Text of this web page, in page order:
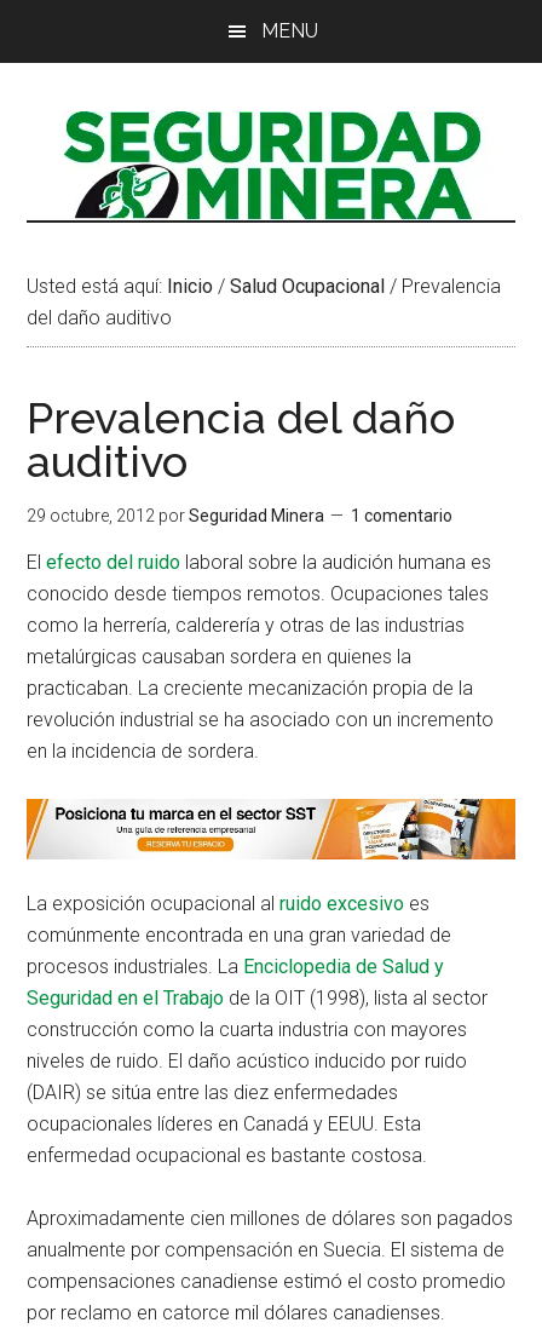
principal
MENU
Usted está aquí: Inicio / Salud Ocupacional / Prevalencia
del daño auditivo
Prevalencia del daño
auditivo
29 octubre, 2012 porSeguridad Minera 1 comentario
Elefecto del ruido laboral sobre la audición humana es
conocido desde tiempos remotos. Ocupaciones tales
como la herrería, calderería y otras de las industrias
metalúrgicas causaban sordera en quienes la
practicaban. La creciente mecanización propia de la
revolución industrial se ha asociado con un incremento
en la incidencia de sordera.
La exposición ocupacional alruido excesivo es
comúnmente encontrada en una gran variedad de
procesos industriales. La Enciclopedia de Salud y
Seguridad en el Trabajo de la OIT (1998), lista al sector
construcción como la cuarta industria con mayores
niveles de ruido. El daño acústico inducido por ruido
(DAIR) se sitúa entre las diez enfermedades
ocupacionales líderes en Canadá y EEUU. Esta
enfermedad ocupacional es bastante costosa.
Aproximadamente cien millones de dólares son pagados
anualmente por compensación en Suecia. El sistema de
compensaciones canadiense estimó el costo promedio
por reclamo en catorce mil dólares canadienses.